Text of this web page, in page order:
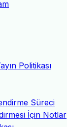
Politikası
Süreci
İçin Notlar